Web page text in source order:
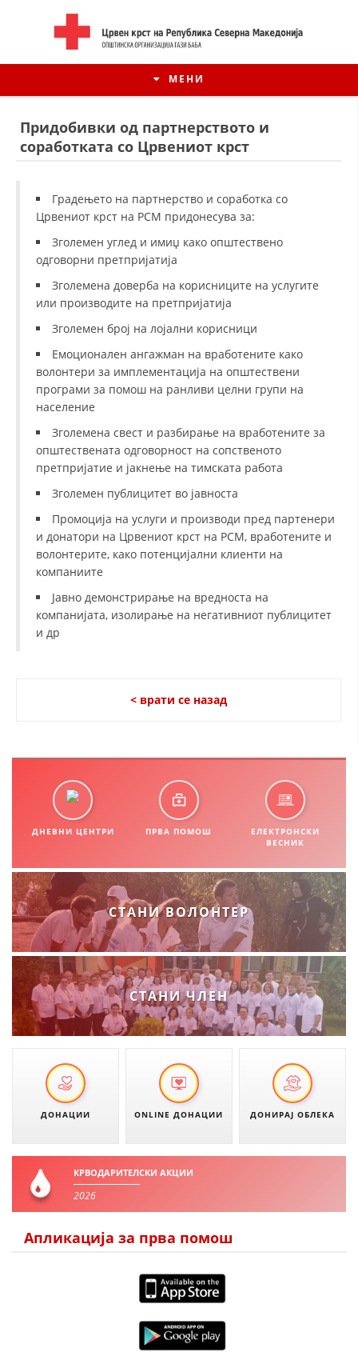
МЕНИ
ИСТОРИЈАТ НА ЦКРСМ
ИСТОРИЈАТ НА ДВИЖЕЊЕТО
СТРУКТУРА НА ОРГАНИЗАЦИЈАТА
КОНТАКТ ИНФОРМАЦИИ
ЗАКОН ЗА ЦКРМ
СТАТУТ НА ЦКРМ
ОРГАНИЗАЦИЈА И РАЗВОЈ
СТРУКТУРА И ОРГАНИЗАЦИОНА ПОСТАВЕНОСТ
ПРОМОЦИЈА НА ХУМАНИ ВРЕДНОСТИ
КАКО ДА ДОНИРАТЕ
ПОДГОТВЕНОСТ И ДЕЈСТВО ПРИ КАТАСТРОФИ
ТИМОВИ НА ООЦК
СПАСИТЕЛНА СТАНИЦА ВОДНО
ПРОЕКТИ – ПОДГОТВЕНОСТ И ДЕЈСТВУВАЊЕ ПРИ КАТАСТРОФИ
ОДНОСИ СО ЈАВНОСТ
ИСТРАЖУВАЊЕ НА ЈАВНО МИСЛЕЊЕ
МЕЃУНАРОДНА СОРАБОТКА
КРВОДАРИТЕЛСТВО
МЕНАЏМЕНТ НА ВОЛОНТЕРИ
Придобивки од партнерството и
соработката со Црвениот крст
Градењето на партнерство и соработка со
Црвениот крст на РСМ придонесува за:
Зголемен углед и имиџ како општествено
одговорни претпријатија
Зголемена доверба на корисниците на услугите
или производите на претпријатија
Зголемен број на лојални корисници
Емоционален ангажман на вработените како
волонтери за имплементација на општествени
програми за помош на ранливи целни групи на
население
Зголемена свест и разбирање на вработените за
општествената одговорност на сопственото
претпријатие и јакнење на тимската работа
Зголемен публицитет во јавноста
Промоција на услуги и производи пред партенери
и донатори на Црвениот крст на РСМ, вработените и
волонтерите, како потенцијални клиенти на
компаниите
Јавно демонстрирање на вредноста на
компанијата, изолирање на негативниот публицитет
и др
< врати се назад
ДНЕВНИ ЦЕНТРИ ПРВА ПОМОШ
ЕЛЕКТРОНСКИ
ВЕСНИК
СТАНИ ВОЛОНТЕР
СТАНИ ЧЛЕН
ДОНАЦИИ ONLINE ДОНАЦИИ ДОНИРАЈ ОБЛЕКА
КРВОДАРИТЕЛСКИ АКЦИИ
2026
Апликација за прва помош